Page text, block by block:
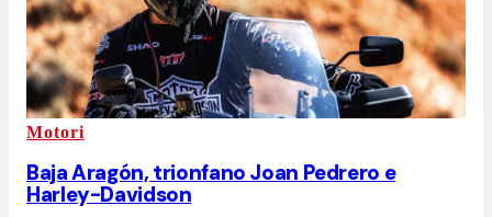
Motori
Baja Aragón, trionfano Joan Pedrero e
Harley-Davidson